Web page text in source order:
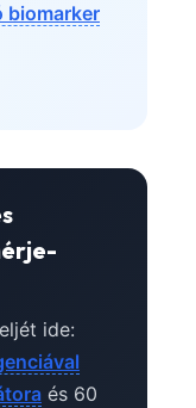
biomarker
ide:
és 60